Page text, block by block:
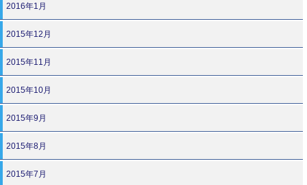
2016年1月
2015年12月
2015年11月
2015年10月
2015年9月
2015年8月
2015年7月